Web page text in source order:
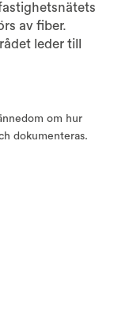
av fiber.
leder till
om hur
dokumenteras.